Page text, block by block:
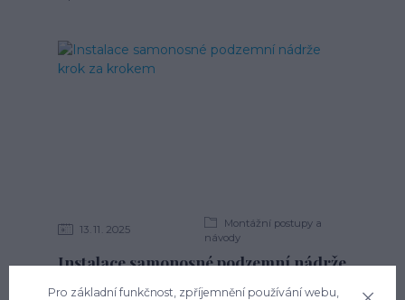
13 11 2025
Montážní postupy a
návody
Instalace samonosné podzemní nádrže
krok za krokem
Pro základní funkčnost, zpříjemnění používání webu,